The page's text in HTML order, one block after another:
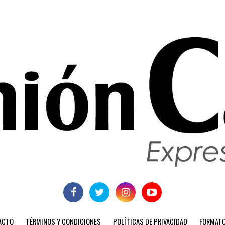
TÉRMINOS Y CONDICIONES POLÍTICAS DE PRIVACIDAD